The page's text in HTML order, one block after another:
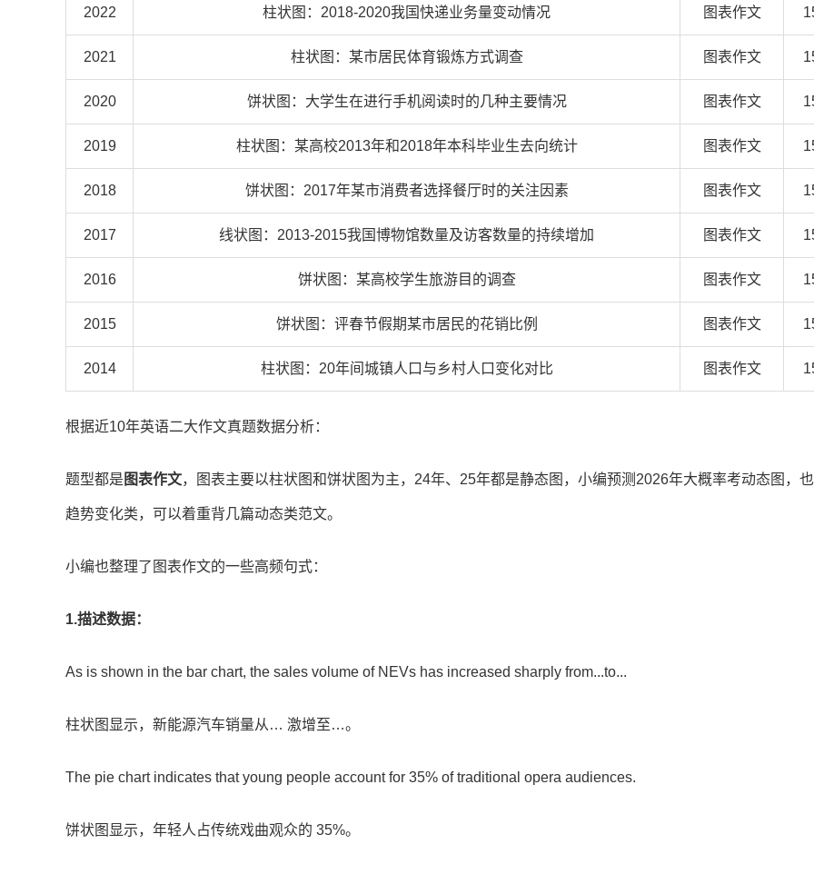
2022 柱状图：2018-2020我国快递业务量变动情况 图表作文
2021 柱状图：某市居民体育锻炼方式调查 图表作文
2020 饼状图：大学生在进行手机阅读时的几种主要情况 图表作文
2019 柱状图：某高校2013年和2018年本科毕业生去向统计 图表作文
2018 饼状图：2017年某市消费者选择餐厅时的关注因素 图表作文
2017 线状图：2013-2015我国博物馆数量及访客数量的持续增加 图表作文
2016 饼状图：某高校学生旅游目的调查 图表作文
2015 饼状图：评春节假期某市居民的花销比例 图表作文
2014 柱状图：20年间城镇人口与乡村人口变化对比 图表作文
根据近10年英语二大作文真题数据分析：
题型都是 图表作文，图表主要以柱状图和饼状图为主，24年、25年都是静态图，小编预测2026年大概率考动态图，
趋势变化类，可以着重背几篇动态类范文。
小编也整理了图表作文的一些高频句式：
1.描述数据：
As is shown in the bar chart, the sales volume of NEVs has increased sharply from...to...
柱状图显示，新能源汽车销量从… 激增至…。
The pie chart indicates that young people account for 35% of traditional opera audiences.
饼状图显示，年轻人占传统戏曲观众的 35%。